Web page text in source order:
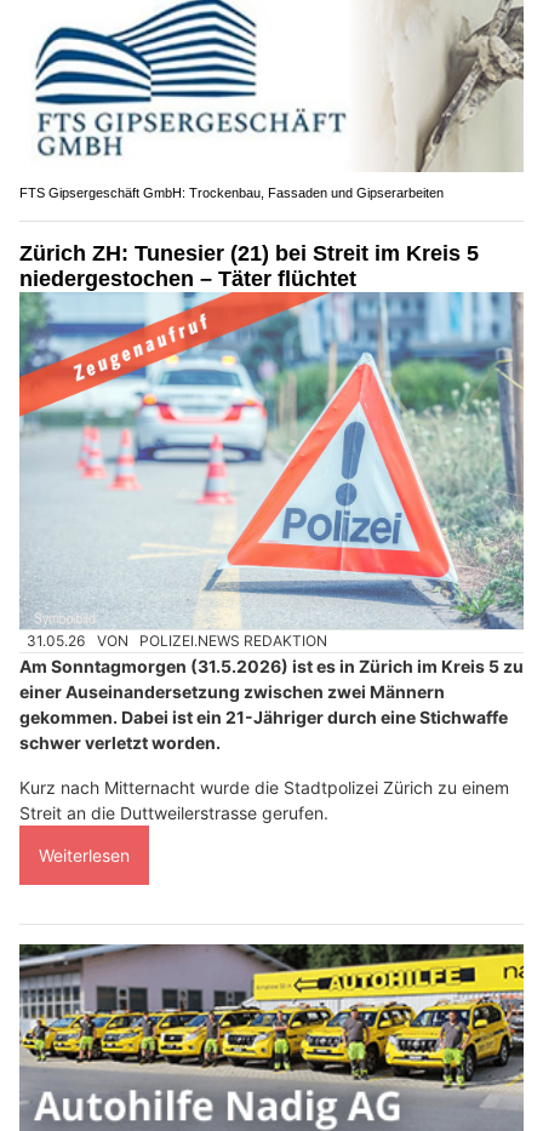
FTS Gipsergeschäft GmbH: Trockenbau, Fassaden und Gipserarbeiten
Zürich ZH: Tunesier (21) bei Streit im Kreis 5
niedergestochen – Täter flüchtet
31.05.26 VON POLIZEI.NEWS REDAKTION
Am Sonntagmorgen (31.5.2026) ist es in Zürich im Kreis 5 zu
einer Auseinandersetzung zwischen zwei Männern
gekommen. Dabei ist ein 21-Jähriger durch eine Stichwaffe
schwer verletzt worden.
Kurz nach Mitternacht wurde die Stadtpolizei Zürich zu einem
Streit an die Duttweilerstrasse gerufen.
Weiterlesen